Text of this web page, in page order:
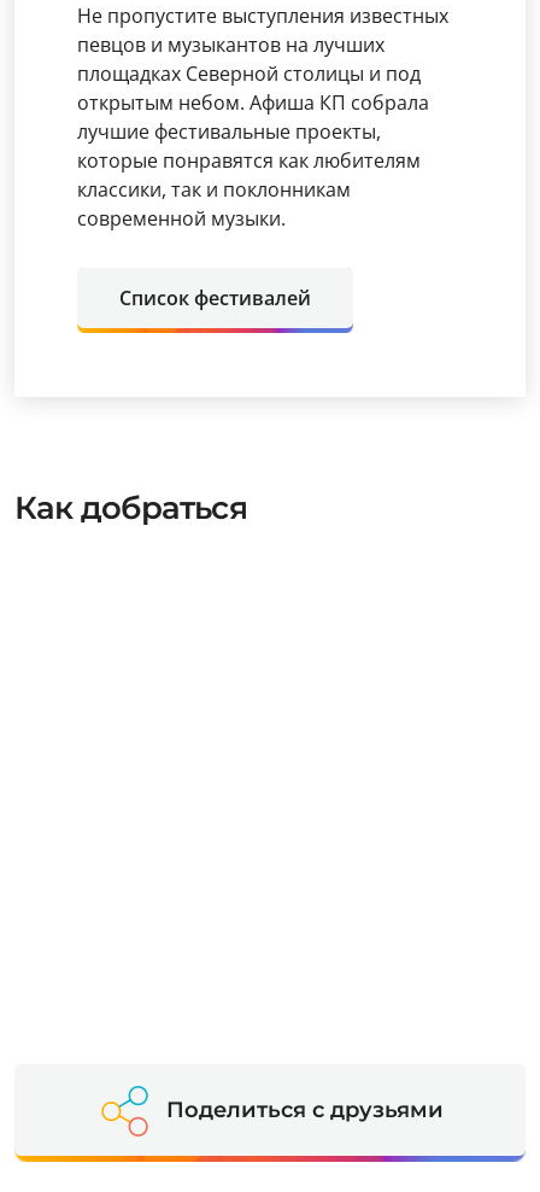
Не пропустите выступления известных
певцов и музыкантов на лучших
площадках Северной столицы и под
открытым небом. Афиша КП собрала
лучшие фестивальные проекты,
которые понравятся как любителям
классики, так и поклонникам
современной музыки.
Список фестивалей
Как добраться
Поделиться с друзьями